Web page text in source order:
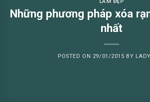
Những phương pháp xóa
nhất
POSTED ON 29/01/2015 BY